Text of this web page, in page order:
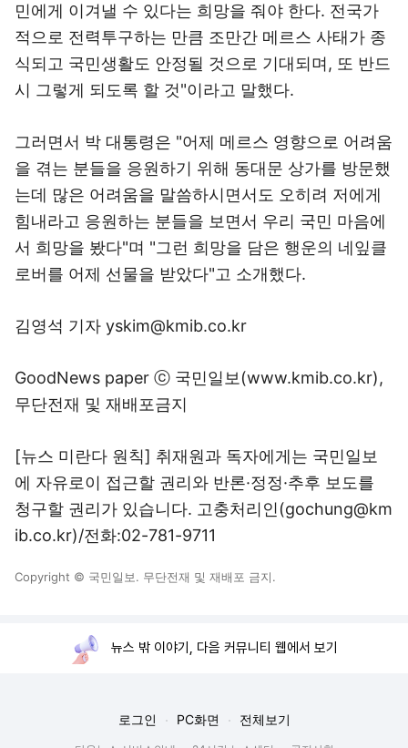
민에게 이겨낼 수 있다는 희망을 줘야 한다. 전국가
적으로 전력투구하는 만큼 조만간 메르스 사태가 종
식되고 국민생활도 안정될 것으로 기대되며, 또 반드
시 그렇게 되도록 할 것"이라고 말했다.
그러면서 박 대통령은 "어제 메르스 영향으로 어려움
을 겪는 분들을 응원하기 위해 동대문 상가를 방문했
는데 많은 어려움을 말씀하시면서도 오히려 저에게
힘내라고 응원하는 분들을 보면서 우리 국민 마음에
서 희망을 봤다"며 "그런 희망을 담은 행운의 네잎클
로버를 어제 선물을 받았다"고 소개했다.
김영석 기자 yskim@kmib.co.kr
GoodNews paper ⓒ 국민일보(www.kmib.co.kr),
무단전재 및 재배포금지
[뉴스 미란다 원칙] 취재원과 독자에게는 국민일보
에 자유로이 접근할 권리와 반론·정정·추후 보도를
청구할 권리가 있습니다. 고충처리인(gochung@km
ib.co.kr)/전화:02-781-9711
Copyright © 국민일보. 무단전재 및 재배포 금지.
뉴스 밖 이야기, 다음 커뮤니티 웹에서 보기
로그인 PC화면 전체보기